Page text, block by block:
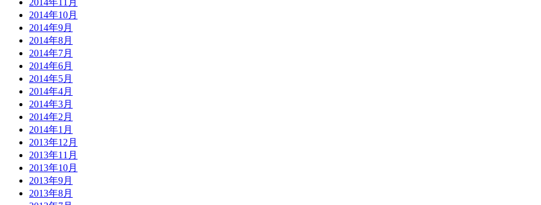
2014年10月
2014年9月
2014年8月
2014年7月
2014年6月
2014年5月
2014年4月
2014年3月
2014年2月
2014年1月
2013年12月
2013年11月
2013年10月
2013年9月
2013年8月